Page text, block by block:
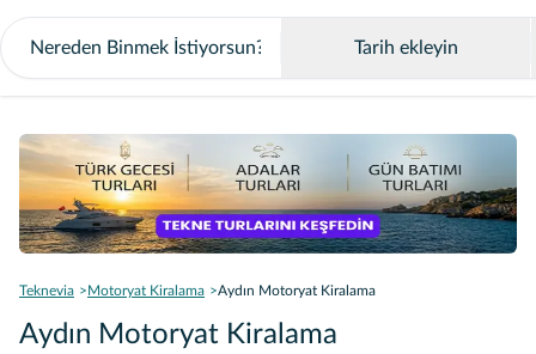
Tarih ekleyin
Teknevia Motoryat Kiralama Aydın Motoryat Kiralama
Aydın Motoryat Kiralama